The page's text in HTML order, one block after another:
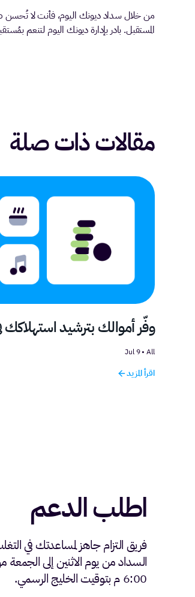
من خلال سداد ديونك اليوم، فأنت لا تُحسن
المستقبل. بادر بإدارة ديونك اليوم لتنعم
مقالات ذات صلة
وفّر أموالك بترشيد استهلاكك
All
•
9 Jul
اقرأ المزيد
اطلب الدعم
فريق التزام جاهز لمساعدتك في
6:00 م بتوقيت الخليج الرسمي.